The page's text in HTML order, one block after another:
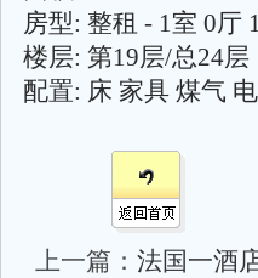
房型: 整租 - 1室 0厅
楼层: 第19层/总24层
配置: 床 家具 煤气
上一篇： 法国一酒